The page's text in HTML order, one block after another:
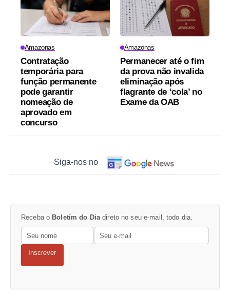
Amazonas
Contratação
temporária para
função permanente
pode garantir
nomeação de
aprovado em
concurso
Amazonas
Permanecer até o fim
da prova não invalida
eliminação após
flagrante de ‘cola’ no
Exame da OAB
Siga-nos no
Receba o Boletim do Dia direto no seu e-mail, todo dia.
Inscrever